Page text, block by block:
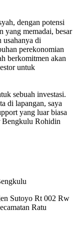
dengan potensi
yang memadai, besar
usahanya di
perekonomian
berkomitmen akan
untuk
sebuah investasi.
di lapangan, saya
yang luar biasa
Bengkulu Rohidin
Sutoyo Rt 002 Rw
Ratu